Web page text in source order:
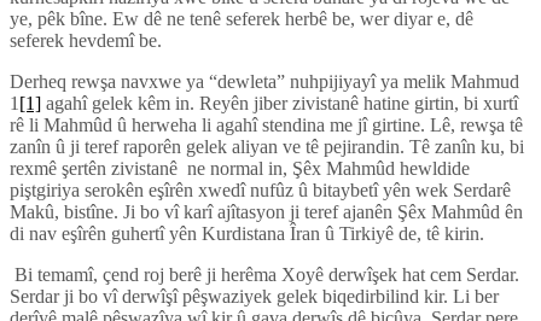
ye, pêk bîne. Ew dê ne tenê seferek herbê be, wer diyar e, dê
seferek hevdemî be.
Derheq rewşa navxwe ya “dewleta” nuhpijiyayî ya melik Mahmud
1 [1] agahî gelek kêm in. Reyên jiber zivistanê hatine girtin, bi xurtî
rê li Mahmûd û herweha li agahî stendina me jî girtine. Lê, rewşa tê
zanîn û ji teref raporên gelek aliyan ve tê pejirandin. Tê zanîn ku, bi
rexmê şertên zivistanê ne normal in, Şêx Mahmûd hewldide
piştgiriya serokên eşîrên xwedî nufûz û bitaybetî yên wek Serdarê
Makû, bistîne. Ji bo vî karî ajîtasyon ji teref ajanên Şêx Mahmûd ên
di nav eşîrên guhertî yên Kurdistana Îran û Tirkiyê de, tê kirin.
Bi temamî, çend roj berê ji herêma Xoyê derwîşek hat cem Serdar.
Serdar ji bo vî derwîşî pêşwaziyek gelek biqedirbilind kir. Li ber